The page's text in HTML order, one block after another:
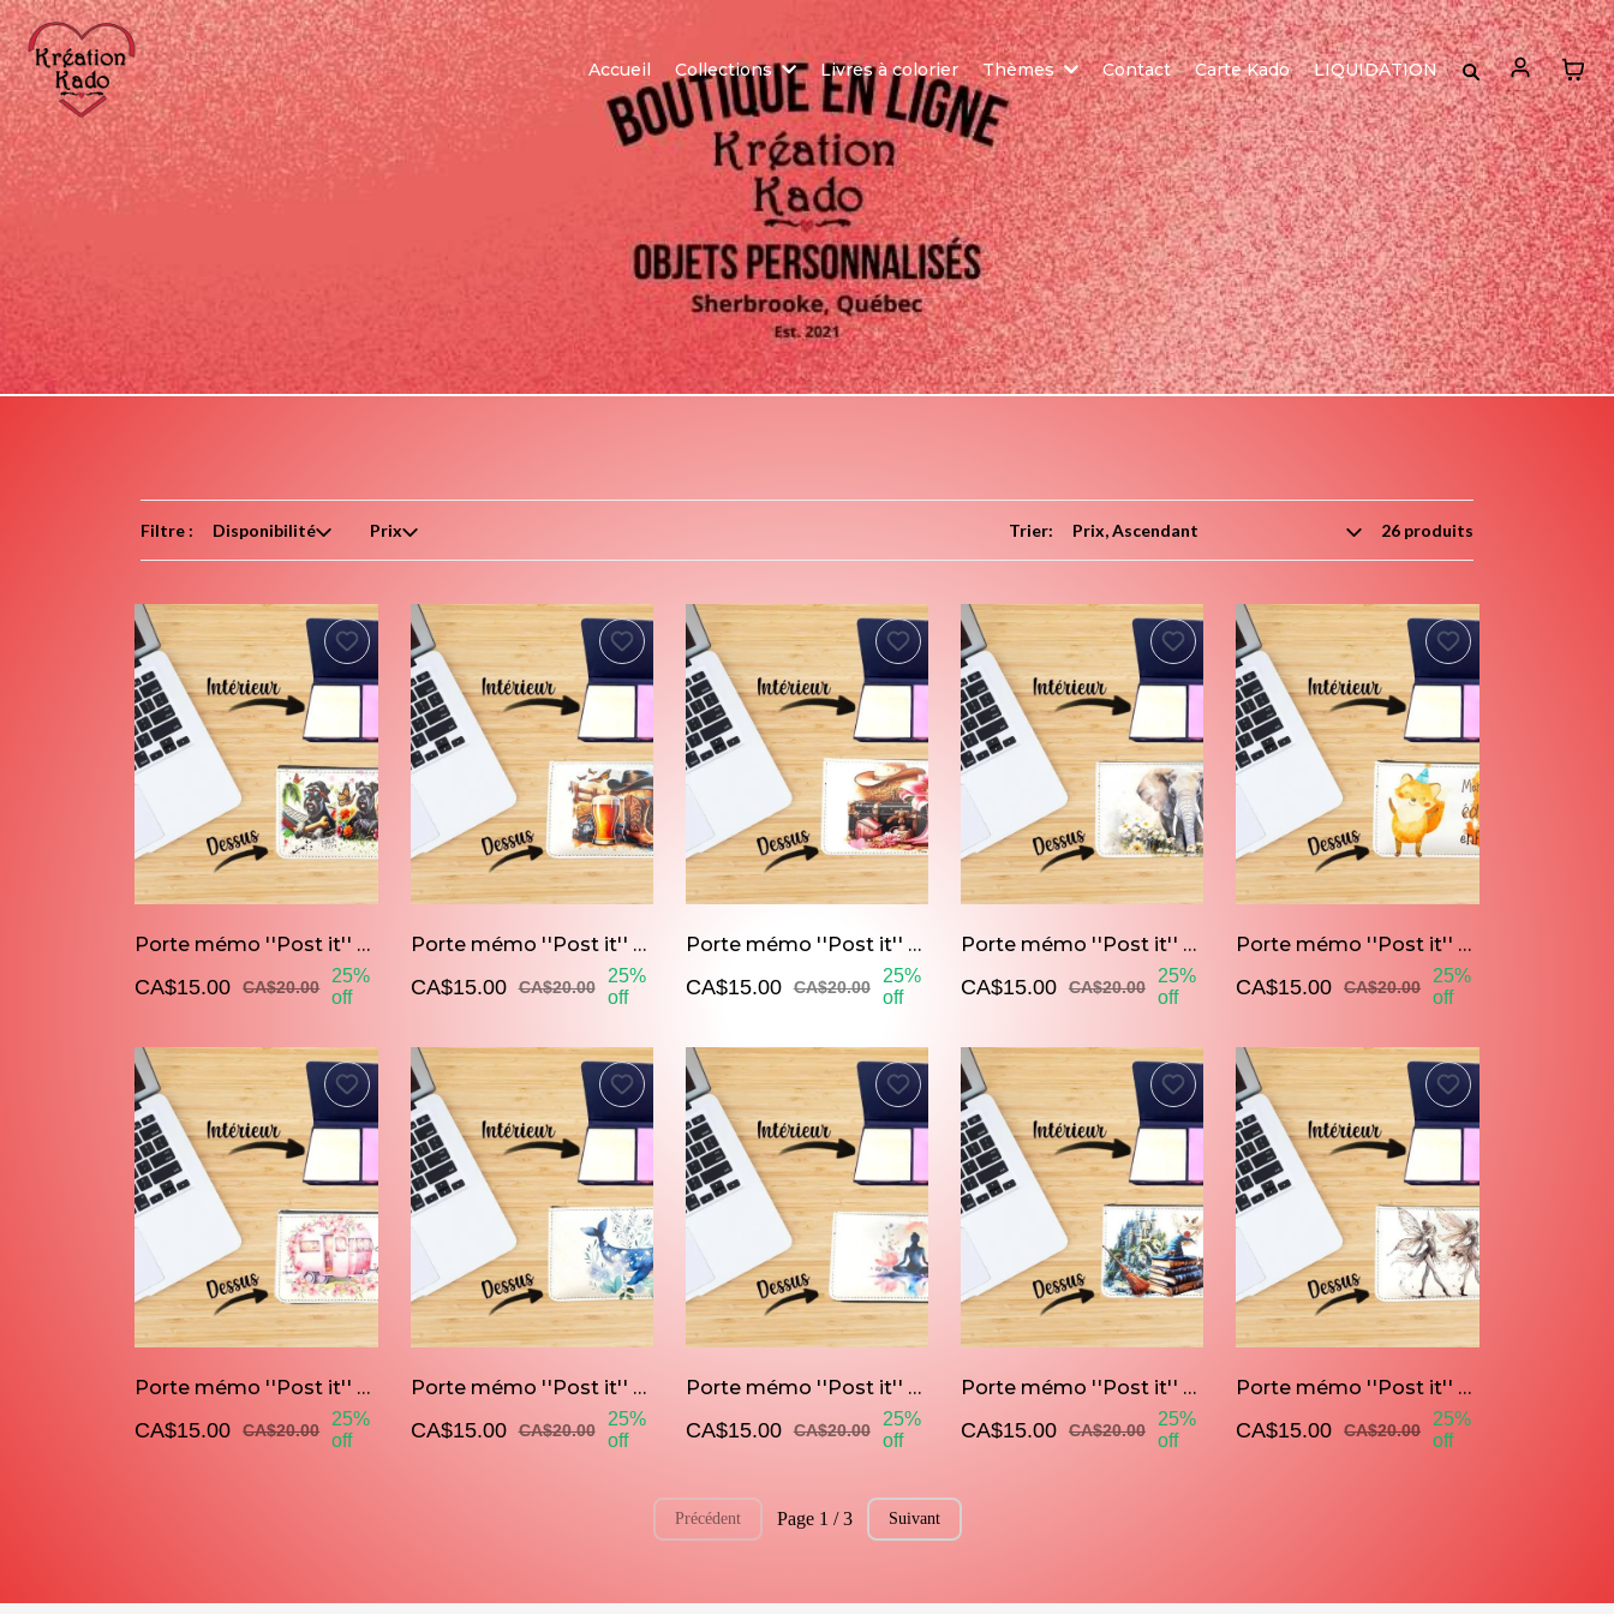
Accueil Collections Livres à colorier Thèmes Contact Carte Kado LIQUIDATION
Filtre : Disponibilité Prix Trier: 26 produits
Porte mémo ''Post it'' Schnauzer
CA$15.00 CA$20.00
25%
off
Porte mémo ''Post it'' Bottes de cowboy brunes et bière
CA$15.00 CA$20.00
25%
off
Porte mémo ''Post it'' Bottes de cowboy roses et verre de vin
CA$15.00 CA$20.00
25%
off
Porte mémo ''Post it'' Éléphant
CA$15.00 CA$20.00
25%
off
Porte mémo ''Post it'' Éducatrice enfantastique
CA$15.00 CA$20.00
25%
off
Porte mémo ''Post it'' La reine du camping
CA$15.00 CA$20.00
25%
off
Porte mémo ''Post it'' Baleine
CA$15.00 CA$20.00
25%
off
Porte mémo ''Post it'' Namasté
CA$15.00 CA$20.00
25%
off
Porte mémo ''Post it'' Sorcier et son train
CA$15.00 CA$20.00
25%
off
Porte mémo ''Post it'' Les 3 fées
CA$15.00 CA$20.00
25%
off
Précédent Page 1 / 3 Suivant